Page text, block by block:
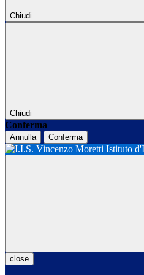
Chiudi
Chiudi
Conferma
Annulla Conferma
Istituto
close